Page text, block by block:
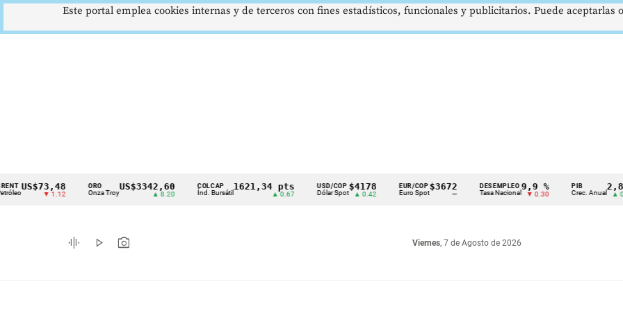
Cintillo
indicadores
económicos
▼ 1.12
ORO
Onza Troy
US$3342,60 COLCAP
Índ. Bursátil
1621,34 pts USD/COP
Dólar Spot
$4178
▲ 0.42
EUR/COP
Euro Spot
$3672
—
DESEMPLEO
Tasa Nacional
9,9 %
▼ 0.30
PIB
Crec. Anual
2,8 %
▲ 0.10
graphic_eq play_arrow photo_camera Viernes, 7 de Agosto de 2026
Este portal emplea cookies internas y de terceros con fines estadísticos, funcionales y publicitarios. Puede aceptarlas